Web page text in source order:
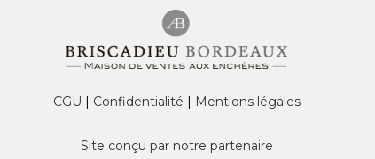
CGU | Confidentialité | Mentions légales
Site conçu par notre partenaire